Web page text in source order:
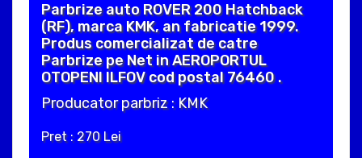
Parbrize auto ROVER 200 Hatchback
(RF), marca KMK, an fabricatie 1999.
Produs comercializat de catre
Parbrize pe Net in AEROPORTUL
OTOPENI ILFOV cod postal 76460 .
Producator parbriz : KMK
Pret : 270 Lei